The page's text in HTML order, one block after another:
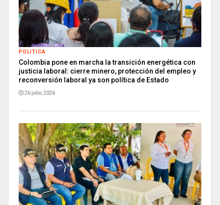
POLITICA
Colombia pone en marcha la transición energética con
justicia laboral: cierre minero, protección del empleo y
reconversión laboral ya son política de Estado
26 julio, 2026